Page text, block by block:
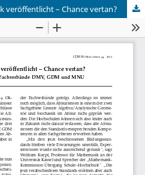
veröffentlicht – Chance vertan?